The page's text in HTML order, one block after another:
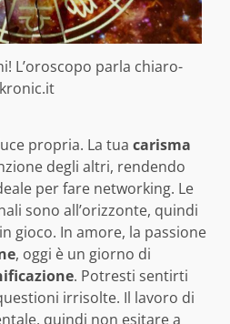
L’oroscopo parla chiaro-
kronic.it
propria. La tua carisma
degli altri, rendendo
per fare networking. Le
sono all’orizzonte, quindi
gioco. In amore, la passione
, oggi è un giorno di
. Potresti sentirti
irrisolte. Il lavoro di
quindi non esitare a